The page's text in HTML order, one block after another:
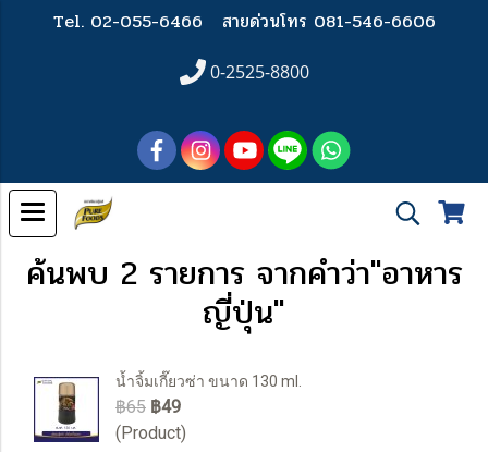
Tel. 02-055-6466 สายด่วนโทร 081-546-6606
0-2525-8800
ค้นพบ 2 รายการ จากคำว่า"อาหาร
ญี่ปุ่น"
น้ำจิ้มเกี๊ยวซ่า ขนาด 130 ml.
฿65 ฿49
(Product)